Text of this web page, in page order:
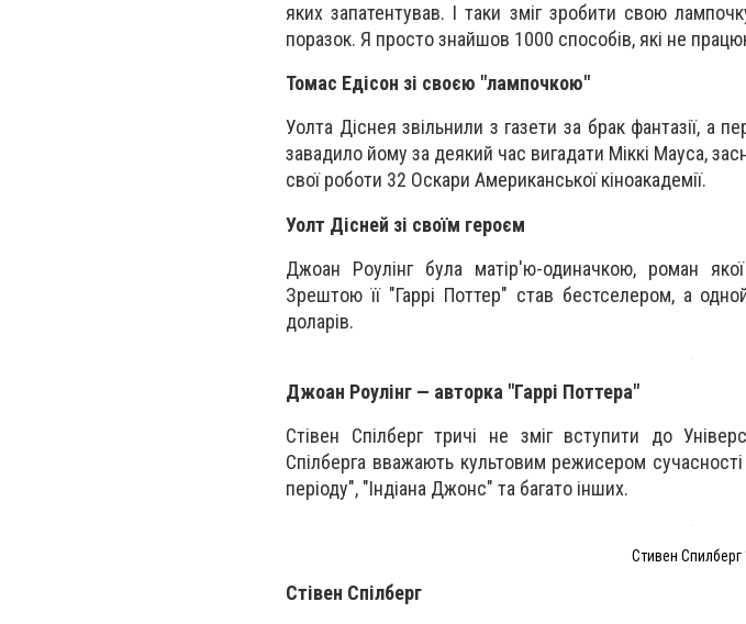
яких запатентував. І таки зміг зробити свою
поразок. Я просто знайшов 1000 способів, які не
Томас Едісон зі своєю "лампочкою"
Уолта Діснея звільнили з газети за брак фантазії, а
завадило йому за деякий час вигадати Міккі Мауса,
свої роботи 32 Оскари Американської кіноакадемії.
Уолт Дісней зі своїм героєм
Джоан Роулінг була матір'ю-одиначкою, роман
Зрештою її "Гаррі Поттер" став бестселером, а
доларів.
Джоан Роулінг — авторка "Гаррі Поттера"
Стівен Спілберг тричі не зміг вступити до
Спілберга вважають культовим режисером
періоду", "Індіана Джонс" та багато інших.
Стивен Спилберг
Стівен Спілберг